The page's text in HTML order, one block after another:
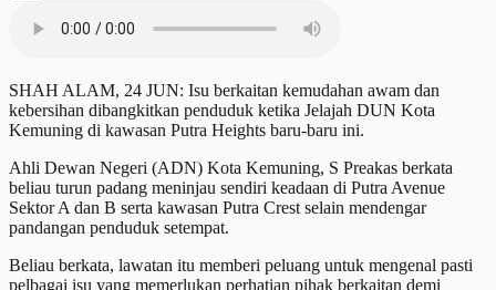
SHAH ALAM, 24 JUN: Isu berkaitan kemudahan awam dan
kebersihan dibangkitkan penduduk ketika Jelajah DUN Kota
Kemuning di kawasan Putra Heights baru-baru ini.
Ahli Dewan Negeri (ADN) Kota Kemuning, S Preakas berkata
beliau turun padang meninjau sendiri keadaan di Putra Avenue
Sektor A dan B serta kawasan Putra Crest selain mendengar
pandangan penduduk setempat.
Beliau berkata, lawatan itu memberi peluang untuk mengenal pasti
pelbagai isu yang memerlukan perhatian pihak berkaitan demi